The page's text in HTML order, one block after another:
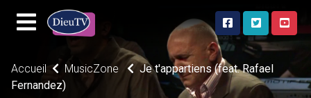
Accueil MusicZone
Je t'appartiens (feat. Rafael
Fernandez)